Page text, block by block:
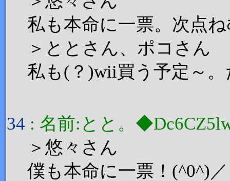
私も本命に一票。次点
＞ととさん、ポコさん
私も(？)wii買う予定～
34 : 名前:とと。
＞悠々さん
僕も本命に一票！(^0^)／